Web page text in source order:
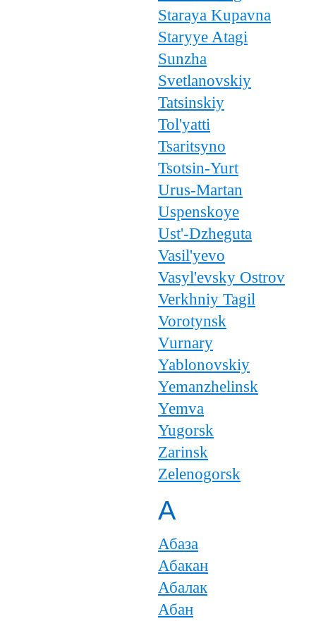
Staraya Kupavna
Staryye Atagi
Sunzha
Svetlanovskiy
Tatsinskiy
Tol'yatti
Tsaritsyno
Tsotsin-Yurt
Urus-Martan
Uspenskoye
Ust'-Dzheguta
Vasil'yevo
Vasyl'evsky Ostrov
Verkhniy Tagil
Vorotynsk
Vurnary
Yablonovskiy
Yemanzhelinsk
Yemva
Yugorsk
Zarinsk
Zelenogorsk
А
Абаза
Абакан
Абалак
Абан